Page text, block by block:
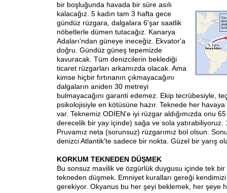
bir boşluğunda havada bir süre asılı
kalacağız. 5 kadın tam 3 hafta gece
gündüz rüzgara, dalgalara 6'şar saatlik
nöbetlerle dümen tutacağız. Kanarya
Adaları'ndan güneye ineceğiz. Ekvator'a
doğru. Gündüz güneş tepemizde
kavuracak. Tüm denizcilerin beklediği
ticaret rüzgarları arkamızda olacak. Ama
kimse hiçbir fırtınanın çıkmayacağını
dalgaların aniden 30 metreyi
bulmayacağını garanti edemez. Ekip tecrübesiyle,
psikolojisiyle en kötüsüne hazır. Teknede her
var. Teknemiz ODIEN'e iyi rüzgar aldığımızda onu
derecelik bir yay içinde) sağa ve sola yatırabiliyoruz.
Pruvamız neta (sorunsuz) rüzgarımız bol olsun.
denizci Atlantik'te sadece bir nokta. Güzel bir yarış
KORKUM TEKNEDEN DÜŞMEK
Bu sonsuz mavilik ve özgürlük duygusu içinde tek
tekneden düşmek. Emniyet kuralları gereği
gerekiyor. Okyanus bu her şeyi beklemek, her şeye